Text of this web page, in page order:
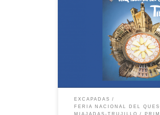
Feria del Queso de Trujillo
EXCAPADAS
FERIA NACIONAL DEL
MIAJADAS-TRUJILLO